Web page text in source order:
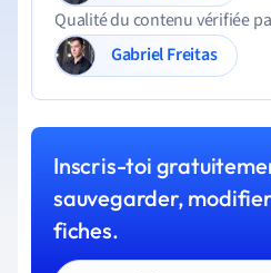
Qualité du contenu vérifiée
Gabriel Freitas
Inscris-toi
sauvegarder,
fiches.